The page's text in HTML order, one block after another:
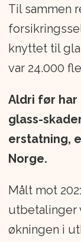
Til sammen
knyttet til
var 24.000
Aldri før
glass-
erstatning,
Norge.
Målt mot
utbetalinger
økningen i